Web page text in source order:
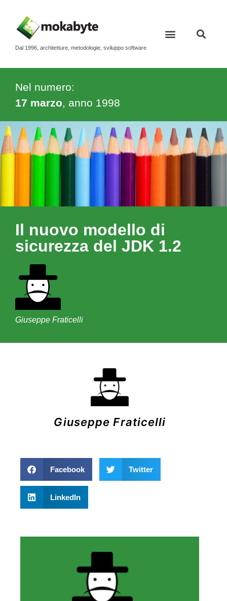
Dal 1996, architetture, metodologie, sviluppo software
Nel numero:
17 marzo, anno 1998
Il nuovo modello di
sicurezza del JDK 1.2
Giuseppe Fraticelli
Giuseppe Fraticelli
Facebook Twitter
LinkedIn